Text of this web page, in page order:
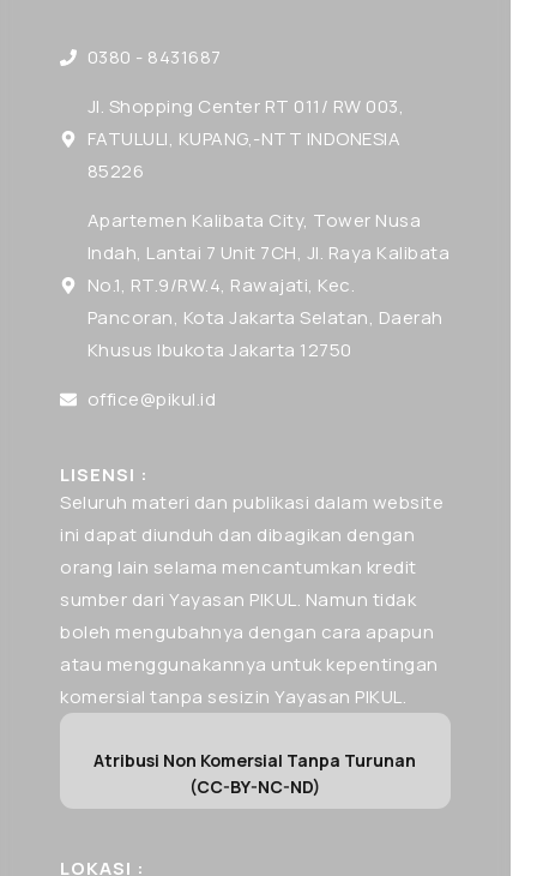
0380 - 8431687
Jl. Shopping Center RT 011/ RW 003,
FATULULI, KUPANG,-NTT INDONESIA
85226
Apartemen Kalibata City, Tower Nusa
Indah, Lantai 7 Unit 7CH, Jl. Raya Kalibata
No.1, RT.9/RW.4, Rawajati, Kec.
Pancoran, Kota Jakarta Selatan, Daerah
Khusus Ibukota Jakarta 12750
office@pikul.id
LISENSI :
Seluruh materi dan publikasi dalam website
ini dapat diunduh dan dibagikan dengan
orang lain selama mencantumkan kredit
sumber dari Yayasan PIKUL. Namun tidak
boleh mengubahnya dengan cara apapun
atau menggunakannya untuk kepentingan
komersial tanpa sesizin Yayasan PIKUL.
Atribusi Non Komersial Tanpa Turunan
(CC-BY-NC-ND)
LOKASI :